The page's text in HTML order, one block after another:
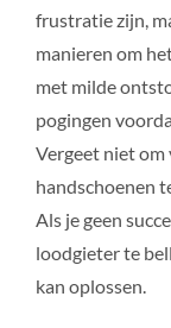
frustratie zijn,
manieren om
met milde
pogingen
Vergeet niet om
handschoenen
Als je geen
loodgieter te
kan oplossen.